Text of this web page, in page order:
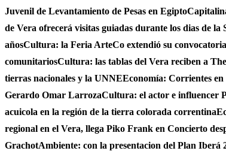
Juvenil de Levantamiento de Pesas en Egipto
de Vera ofrecerá visitas guiadas durante los dias de la
añosCultura: la Feria ArteCo extendió su
comunitariosCultura: las tablas del Vera reciben a
tierras nacionales y la UNNEEconomía: Corrientes
Gerardo Omar LarrozaCultura: el actor e influencer
acuicola en la región de la tierra colorada correntina
regional en el Vera, llega Piko Frank en Concierto
GrachotAmbiente: con la presentacion del Plan